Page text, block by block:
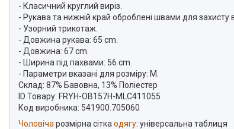
- Класичний круглий виріз.
- Рукава та нижній край оброблені швами для захисту
- Узорний трикотаж.
- Довжина рукава: 65 cm.
- Довжина: 67 cm.
- Ширина під пахвами: 56 cm.
- Параметри вказані для розміру: M.
Склад: 87% Бавовна, 13% Поліестер
ID Товару: FRYH-OB157H-MLC411055
Код виробника: 541900.705060
Чоловіча розмірна сітка одягу: універсальна таблиця